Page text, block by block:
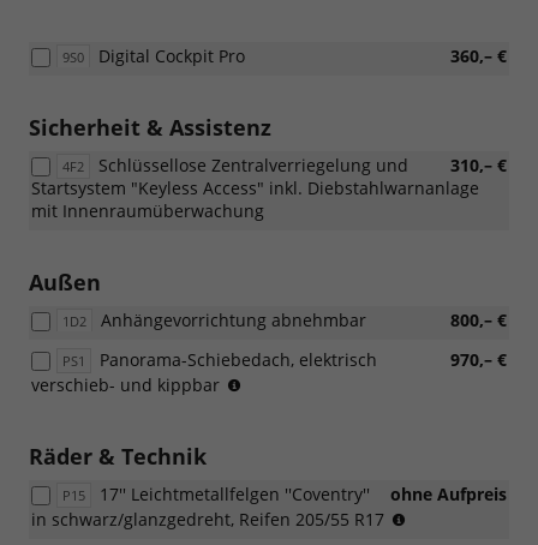
9S0 360,– €
Digital Cockpit Pro
Sicherheit & Assistenz
4F2 310,– €
Schlüssellose Zentralverriegelung und
Startsystem "Keyless Access" inkl. Diebstahlwarnanlage
mit Innenraumüberwachung
Außen
1D2 800,– €
Anhängevorrichtung abnehmbar
PS1 970,– €
Panorama-Schiebedach, elektrisch
verschieb- und kippbar
Wahl
des
Räder & Technik
P15 ohne Aufpreis
17'' Leichtmetallfelgen ''Coventry''
in schwarz/glanzgedreht, Reifen 205/55 R17